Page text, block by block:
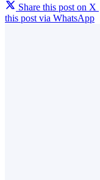
Share this post on X
this post via WhatsApp